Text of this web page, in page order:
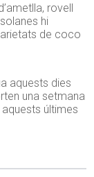
rovell
hi
de coco
aquests dies
una setmana
últimes